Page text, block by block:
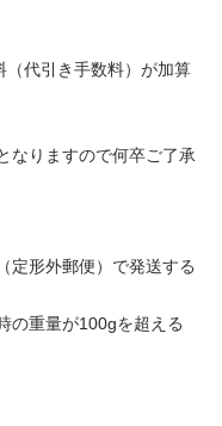
代引き手数料）が加算
なりますので何卒ご了承
定形外郵便）で発送する
の重量が100gを超える